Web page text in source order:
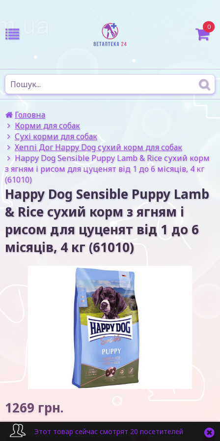
0
Головна
Корми для собак
Сухі корми для собак
Хеппі Дог Happy Dog сухий корм для собак
Happy Dog Sensible Puppy Lamb & Rice сухий корм
з ягням і рисом для цуценят від 1 до 6 місяців, 4 кг
(61010)
Happy Dog Sensible Puppy Lamb
& Rice сухий корм з ягням і
рисом для цуценят від 1 до 6
місяців, 4 кг (61010)
1269 грн.
Код товару: В наявності
Этот товар сейчас смотрят 20 посетителей